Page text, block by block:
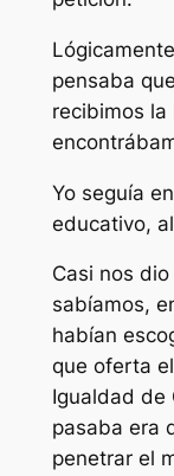
pensaba
recibimos
Yo seguía
educativo,
Casi nos
sabíamos,
habían
que oferta
Igualdad de
pasaba era
penetrar el